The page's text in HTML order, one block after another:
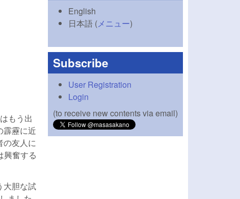
もう出
霹靂に近
の友人に
興奮する
大胆な試
English
日本語 (メニュー)
Subscribe
User Registration
Login
(to receive new contents via email)